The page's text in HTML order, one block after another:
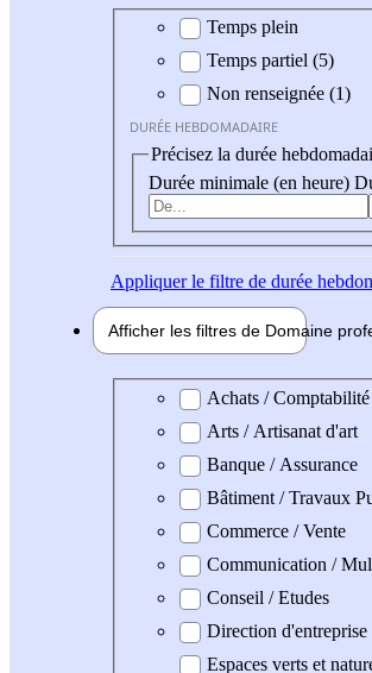
Durée hebdomadaire
Temps plein
Temps partiel (5)
Non renseignée (1)
DURÉE HEBDOMADAIRE
Précisez la durée
Durée minimale (en heure)
Appliquerle filtre de durée
Afficher les filtres de Domaine pro
Domaine professionel
Achats /
Arts / Artisanat d'art
Banque / Assurance
Bâtiment / Travaux
Commerce / Vente
Communication /
Conseil / Etudes
Direction d'entreprise
Espaces verts et